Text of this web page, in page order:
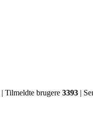
| Tilmeldte brugere 3393 |